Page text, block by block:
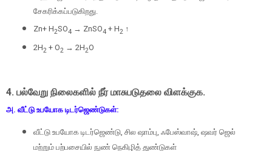
சேகரிக்கப்படுகிறது.
Zn+ H2SO4 → ZnSO4 + H2 ↑
2H2 + O2 → 2H2O
4. பல்வேறு நிலைகளில் நீர் மாசுபடுதலை விளக்குக.
அ. வீட்டு உபயோக டிடர்ஜெண்டுகள்:
வீட்டு உபயோக டிடர்ஜெண்டு சில ஷாம்பு ஃபேஸ்வாஷ் ஷவர் ஜெல்
மற்றும் பற்பசையில் நுண் நெகிழித் துண்டுகள்